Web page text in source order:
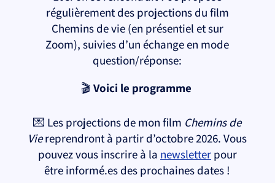
régulièrement des projections du film
Chemins de vie (en présentiel et sur
Zoom), suivies d’un échange en mode
question/réponse:
🎬 Voici le programme
💌 Les projections de mon film Chemins de
Viereprendront à partir d’octobre 2026. Vous
pouvez vous inscrire à la newsletterpour
être informé.es des prochaines dates !